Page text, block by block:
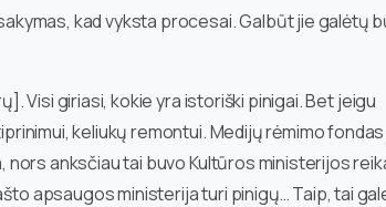
kad vyksta procesai. Galbūt jie galėtų
Visi giriasi, kokie yra istoriški pinigai. Bet jeigu
keliukų remontui. Medijų rėmimo
nors anksčiau tai buvo Kultūros ministerijos
apsaugos ministerija turi pinigų… Taip, tai